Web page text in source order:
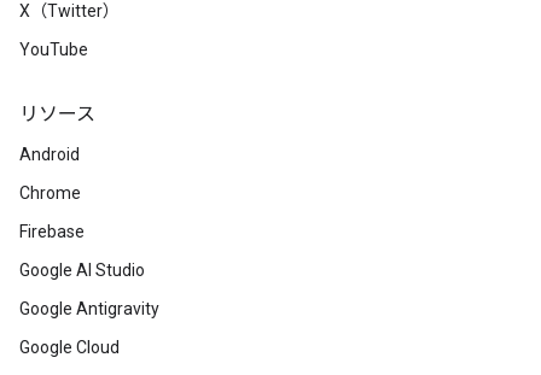
X（Twitter）
YouTube
リソース
Android
Chrome
Firebase
Google AI Studio
Google Antigravity
Google Cloud